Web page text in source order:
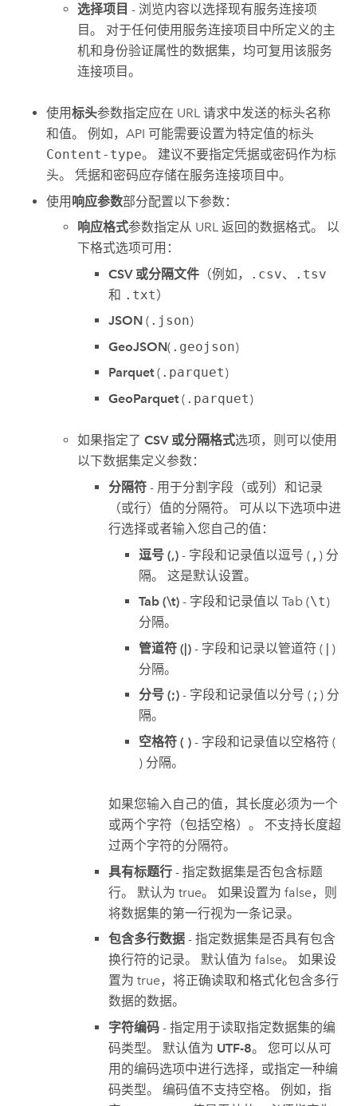
选择项目 - 浏览内容以选择现有服务连接项
目。 对于任何使用服务连接项目中所定义的主
机和身份验证属性的数据集，均可复用该服务
连接项目。
使用标头参数指定应在 URL 请求中发送的标头名称
和值。 例如，API 可能需要设置为特定值的标头
Content-type。 建议不要指定凭据或密码作为标
头。 凭据和密码应存储在服务连接项目中。
使用 响应参数部分配置以下参数：
响应格式参数指定从 URL 返回的数据格式。 以
下格式选项可用：
CSV 或分隔文件（例如， .csv、
.tsv
和 .txt）
JSON( .json)
GeoJSON( .geojson)
Parquet( .parquet)
GeoParquet( .parquet)
如果指定了CSV 或分隔格式选项，则可以使用
以下数据集定义参数：
分隔符- 用于分割字段（或列）和记录
（或行）值的分隔符。 可从以下选项中进
行选择或者输入您自己的值：
逗号 (,) - 字段和记录值以逗号 ( , ) 分
隔。 这是默认设置。
Tab (\t) - 字段和记录值以 Tab (\t)
分隔。
管道符 (|) - 字段和记录以管道符 ( | )
分隔。
分号 (;) - 字段和记录值以分号 ( ; ) 分
隔。
空格符 ( ) - 字段和记录值以空格符 (
) 分隔。
如果您输入自己的值，其长度必须为一个
或两个字符（包括空格）。 不支持长度超
过两个字符的分隔符。
具有标题行- 指定数据集是否包含标题
行。 默认为 true。 如果设置为 false，则
将数据集的第一行视为一条记录。
包含多行数据- 指定数据集是否具有包含
换行符的记录。 默认值为 false。 如果设
置为 true，将正确读取和格式化包含多行
数据的数据。
字符编码- 指定用于读取指定数据集的编
码类型。 默认值为 UTF-8。 您可以从可
用的编码选项中进行选择，或指定一种编
码类型。 编码值不支持空格。 例如，指